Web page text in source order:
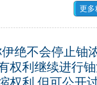
更多
绝不会停止铀
权利继续进行